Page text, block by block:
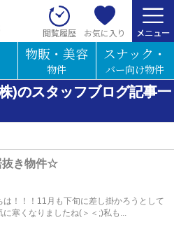
閲覧履歴 お気に入り
物販・美容
物件
スナック・
バー向け物件
)のスタッフブログ記事一
抜き物件☆
は！！！11月も下旬に差し掛かろうとして
に寒くなりましたね(＞＜;)私も...